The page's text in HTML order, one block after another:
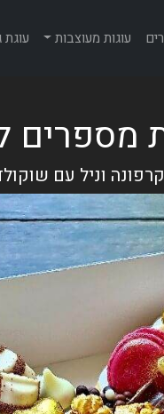
עוגות מעוצבות עוגת
מספרים
וניל עם